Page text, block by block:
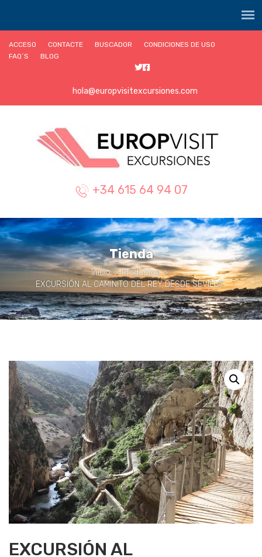
ACCESO CONTACTE BUSCADOR
CONDICIONES DE USO
FAQ´S
BLOG
hola@europvisitexcursiones.com
+34 615 64 94 07
Tienda
Inicio > Productos >
EXCURSIÓN AL CAMINITO DEL REY DESDE SEVILLA
EXCURSIÓN AL